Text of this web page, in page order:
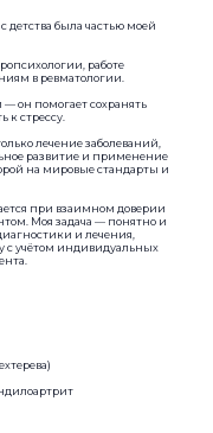
детства была частью моей
работе
в ревматологии.
он помогает сохранять
к стрессу.
лечение заболеваний,
развитие и применение
на мировые стандарты и
при взаимном доверии
Моя задача — понятно и
и лечения,
с учётом индивидуальных